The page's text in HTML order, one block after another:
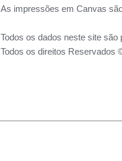
As impressões em Canvas
Todos os dados neste site
Todos os direitos Reservados